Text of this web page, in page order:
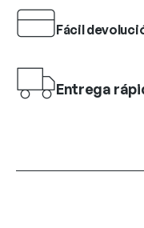
Fácil
Entrega